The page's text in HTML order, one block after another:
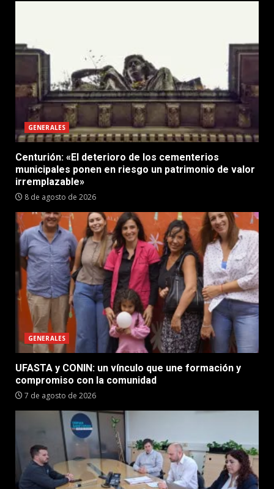
GENERALES
Centurión: «El deterioro de los cementerios
municipales ponen en riesgo un patrimonio de valor
irremplazable»
8 de agosto de 2026
GENERALES
UFASTA y CONIN: un vínculo que une formación y
compromiso con la comunidad
7 de agosto de 2026